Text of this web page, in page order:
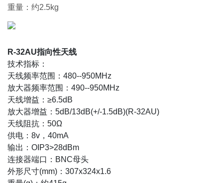
重量：约2.5kg
R-32AU指向性天线
技术指标：
天线频率范围：480--950MHz
放大器频率范围：490--950MHz
天线增益：≥6.5dB
放大器增益：5dB/13dB(+/-1.5dB)(R-32AU)
天线阻抗：50Ω
供电：8v，40mA
输出：OIP3>28dBm
连接器端口：BNC母头
外形尺寸(mm)：307x324x1.6